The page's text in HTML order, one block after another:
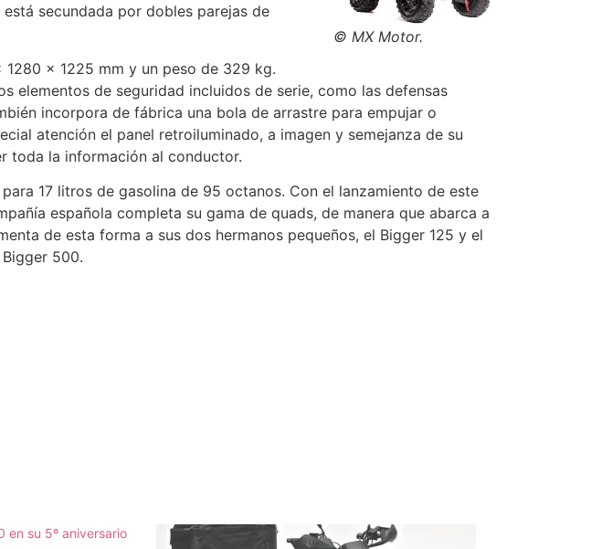
© MX Motor.
secundada por dobles parejas de
x 1225 mm y un peso de 329 kg.
elementos de seguridad incluidos de serie, como las defensas
incorpora de fábrica una bola de arrastre para empujar o
atención el panel retroiluminado, a imagen y semejanza de su
toda la información al conductor.
17 litros de gasolina de 95 octanos. Con el lanzamiento de este
española completa su gama de quads, de manera que abarca a
de esta forma a sus dos hermanos pequeños, el Bigger 125 y el
500.
en su 5º aniversario